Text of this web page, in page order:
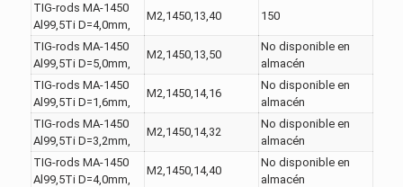
TIG-rods MA-1450
Al99,5Ti D=4,0mm,
M2,1450,13,40 150
TIG-rods MA-1450
Al99,5Ti D=5,0mm,
M2,1450,13,50
No disponible en
almacén
TIG-rods MA-1450
Al99,5Ti D=1,6mm,
M2,1450,14,16
No disponible en
almacén
TIG-rods MA-1450
Al99,5Ti D=3,2mm,
M2,1450,14,32
No disponible en
almacén
TIG-rods MA-1450
Al99,5Ti D=4,0mm,
M2,1450,14,40
No disponible en
almacén